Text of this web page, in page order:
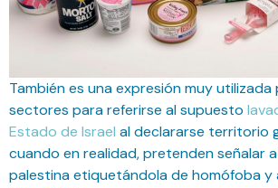
También es una expresión muy utilizada
sectores para referirse al supuesto
Estado de Israel al declararse territorio
cuando en realidad, pretenden señalar
palestina etiquetándola de homófoba y